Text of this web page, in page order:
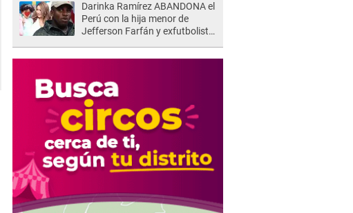
Darinka Ramírez ABANDONA el
Perú con la hija menor de
Jefferson Farfán y exfutbolista